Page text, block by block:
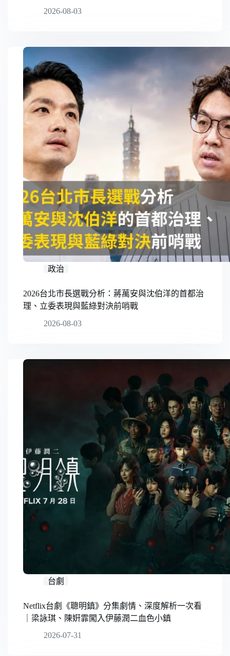
2026-08-03
政治
2026台北市長選戰分析：蔣萬安與沈伯洋的首都治
理、立委表現與藍綠對決前哨戰
2026-08-03
台劇
Netflix台劇《聰明鎮》分集劇情、深度解析一次看
｜梁詠琪、陳姸霏闖入伊藤潤二血色小鎮
2026-07-31